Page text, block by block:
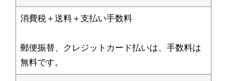
消費税＋送料＋支払い手数料
郵便振替、クレジットカード払いは、手数料は
無料です。